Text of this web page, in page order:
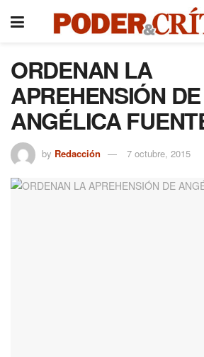
ORDENAN LA
APREHENSIÓN DE
ANGÉLICA
by Redacción 7 octubre, 2015